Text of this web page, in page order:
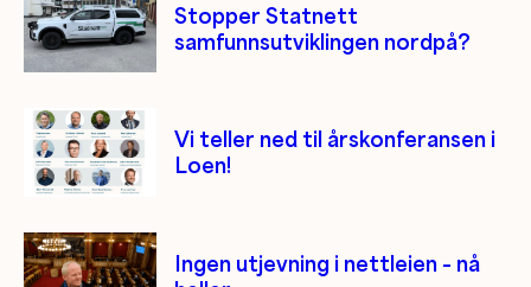
Stopper Statnett
samfunnsutviklingen nordpå?
Vi teller ned til årskonferansen i
Loen!
Ingen utjevning i nettleien – nå